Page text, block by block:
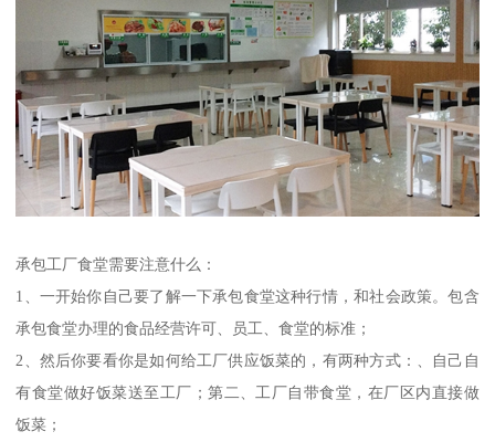
承包工厂食堂需要注意什么：
1、一开始你自己要了解一下承包食堂这种行情，和社会政策。包含
承包食堂办理的食品经营许可、员工、食堂的标准；
2、然后你要看你是如何给工厂供应饭菜的，有两种方式：、自己自
有食堂做好饭菜送至工厂；第二、工厂自带食堂，在厂区内直接做
饭菜；